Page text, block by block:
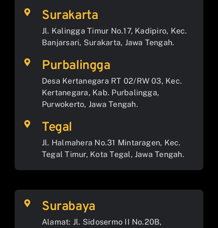
Surakarta
Jl. Kalingga Timur No.17, Kadipiro, Kec.
Banjarsari, Surakarta, Jawa Tengah.
Purbalingga
Desa Kertanegara RT 02/RW 03, Kec.
Kertanegara, Kab. Purbalingga,
Purwokerto, Jawa Tengah.
Tegal
Jl. Halmahera No.31 Mintaragen, Kec.
Tegal Timur, Kota Tegal, Jawa Tengah.
Surabaya
Alamat: Jl. Sidosermo II No.20B,